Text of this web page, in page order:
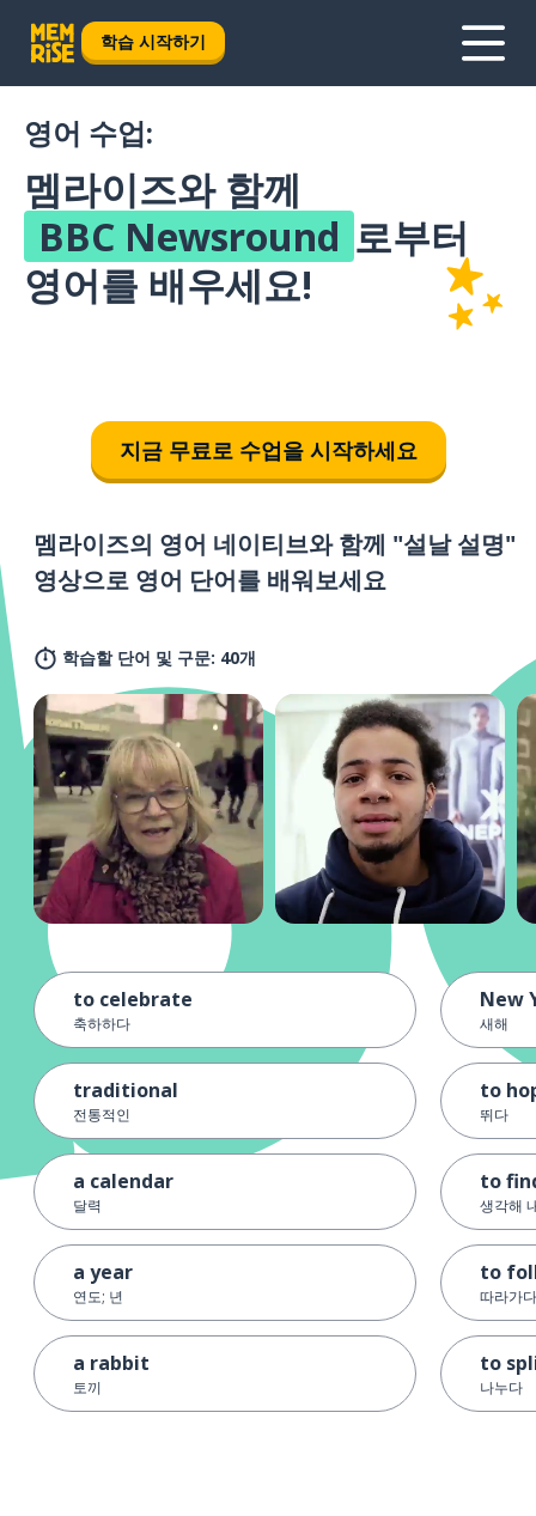
학습 시작하기
영어 수업:
멤라이즈와 함께
BBC Newsround 로부터
영어를 배우세요!
지금 무료로 수업을 시작하세요
멤라이즈의 영어 네이티브와 함께 "설날 설명"
영상으로 영어 단어를 배워보세요
학습할 단어 및 구문: 40개
to celebrate
축하하다
traditional
전통적인
a calendar
달력
a year
연도; 년
a rabbit
토끼
New
새해
to
뛰다
to
생각해
to
따라가
to
나누다